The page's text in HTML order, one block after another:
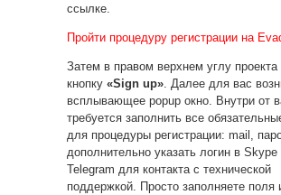
ссылке.
Пройти процедуру регистрации на
Затем в правом верхнем углу проекта
кнопку «Sign up» . Далее для вас
всплывающее popup окно. Внутри от
требуется заполнить все
для процедуры регистрации: mail,
дополнительно указать логин в Skype
Telegram для контакта с технической
поддержкой. Просто заполняете поля